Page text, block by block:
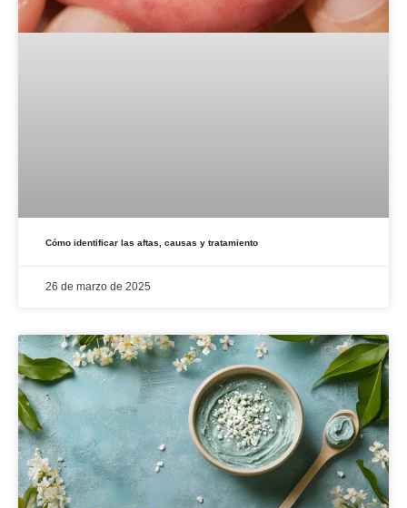
Cómo identificar las aftas, causas y tratamiento
26 de marzo de 2025